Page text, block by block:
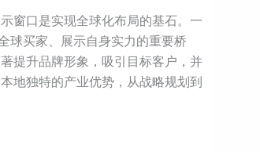
窗口是实现全球化布局的基石。一
球买家、展示自身实力的重要桥
著提升品牌形象，吸引目标客户，并
地独特的产业优势，从战略规划到